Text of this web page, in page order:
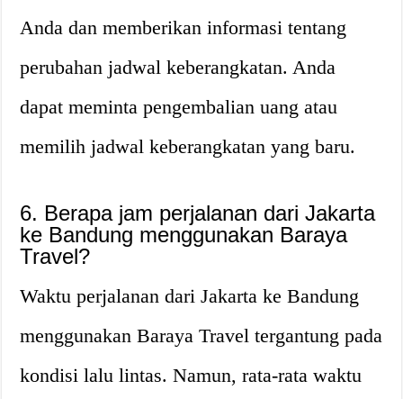
Anda dan memberikan informasi tentang
perubahan jadwal keberangkatan. Anda
dapat meminta pengembalian uang atau
memilih jadwal keberangkatan yang baru.
6. Berapa jam perjalanan dari Jakarta
ke Bandung menggunakan Baraya
Travel?
Waktu perjalanan dari Jakarta ke Bandung
menggunakan Baraya Travel tergantung pada
kondisi lalu lintas. Namun, rata-rata waktu